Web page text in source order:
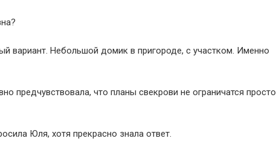
вариант. Небольшой домик в пригороде, с участком. Именно
предчувствовала, что планы свекрови не ограничатся просто
Юля, хотя прекрасно знала ответ.